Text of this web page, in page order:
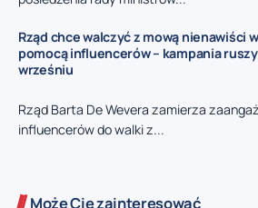
Rząd chce walczyć z mową nienawiści
pomocą influencerów – kampania
wrześniu
Rząd Barta De Wevera zamierza
influencerów do walki z...
Może Cię zainteresować